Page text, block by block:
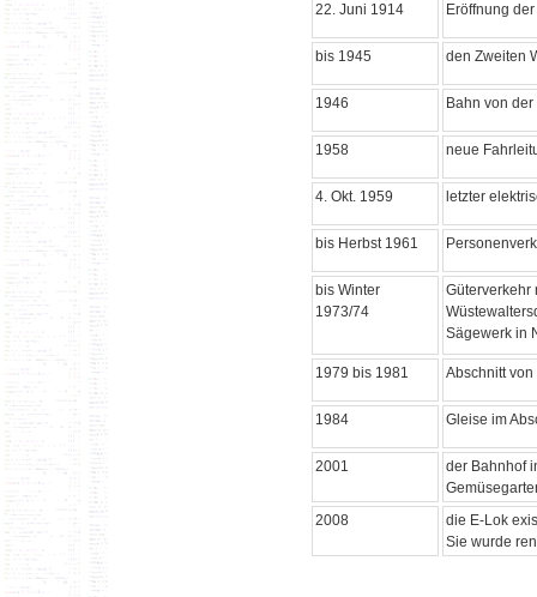
22. Juni 1914 Eröffnung
bis 1945 den Zweiten
1946 Bahn von
1958 neue
4. Okt. 1959 letzter
bis Herbst 1961
bis Winter
1973/74
Güterverkehr
Sägewerk in
1979 bis 1981 Abschnitt
1984 Gleise im
2001
der Bahnhof
2008
die E-Lok
Sie wurde